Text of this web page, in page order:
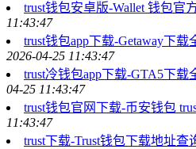
trust钱包安卓版-Wallet 钱包官
11:43:47
trust钱包app下载-Getaway下
2026-04-25 11:43:47
trust冷钱包app下载-GTA5下
04-25 11:43:47
trust钱包官网下载-币安钱包
11:43:47
trust下载-Trust钱包下载地址查